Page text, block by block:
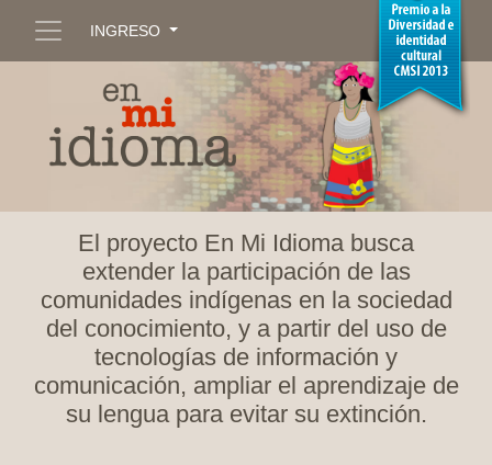
INGRESO
El proyecto En Mi Idioma busca
extender la participación de las
comunidades indígenas en la sociedad
del conocimiento, y a partir del uso de
tecnologías de información y
comunicación, ampliar el aprendizaje de
su lengua para evitar su extinción.